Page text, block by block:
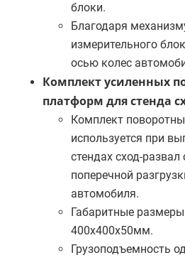
блоки.
Благодаря
измерительного
осью колес
Комплект усиленных
платформ для стенда
Комплект
используется при
стендах сход-развал
поперечной
автомобиля.
Габаритные
400х400х50мм.
Грузоподъемность